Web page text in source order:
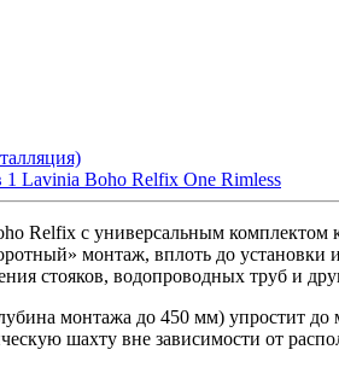
Lavinia Boho Relfix One Rimless
Relfix c универсальным комплектом
монтаж, вплоть до
стояков, водопроводных труб и
монтажа до 450 мм) упростит
шахту вне зависимости от